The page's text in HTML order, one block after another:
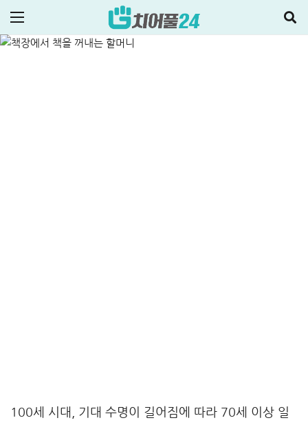
정부지원정책·대출
100세 시대, 기대 수명이 길어짐에 따라 70세 이상 일